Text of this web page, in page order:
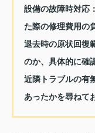
設備の故障時対応：
た際の修理費用の
退去時の原状回復
のか、具体的に確
近隣トラブルの有
あったかを尋ねて